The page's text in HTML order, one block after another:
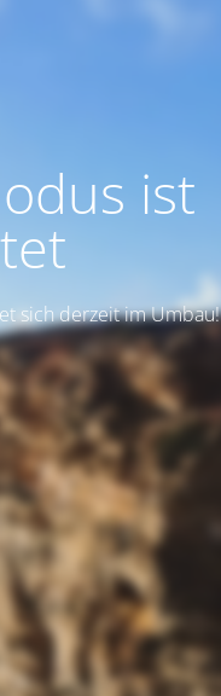
ist
sich derzeit im Umbau!